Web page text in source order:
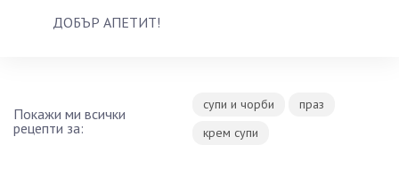
ДОБЪР АПЕТИТ!
Покажи ми всички
рецепти за:
супи и чорби
праз
крем супи